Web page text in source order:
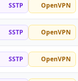
SSTP OpenVPN
SSTP OpenVPN
SSTP OpenVPN